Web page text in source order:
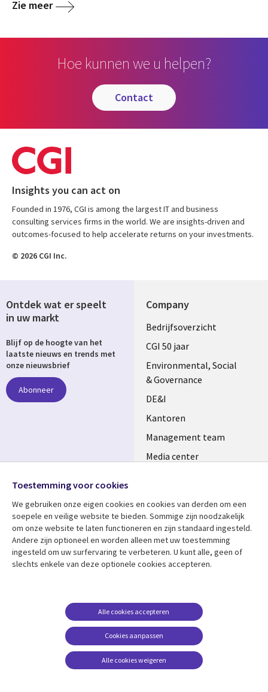
Zie meer
Hoe kunnen we u helpen?
contact
Insights you can act on
Founded in 1976, CGI is among the largest IT and business
consulting services firms in the world. We are insights-driven and
outcomes-focused to help accelerate returns on your investments.
© 2026 CGI Inc.
Company
Useful
links
NETHERLANDS
Bedrijfsoverzicht
CGI 50 jaar
Environmental, Social
& Governance
DE&I
Kantoren
Management team
Media center
Bekijk meer
Library
NETHERLANDS
Artikelen
Evenementen
Support
Legal
Disclaimer
Cookie management
Ontdek wat er speelt
in uw markt
Blijf op de hoogte van het
laatste nieuws en trends met
onze nieuwsbrief
Abonneer
Media
NETHERLANDS
Toestemming voor cookies
We gebruiken onze eigen cookies en cookies van derden om een ​​
soepele en veilige website te bieden. Sommige zijn noodzakelijk
om onze website te laten functioneren en zijn standaard ingesteld.
Andere zijn optioneel en worden alleen met uw toestemming
ingesteld om uw surfervaring te verbeteren. U kunt alle, geen of
slechts enkele van deze optionele cookies accepteren.
Cookies aanpassen
Alle cookies accepteren
Alle cookies weigeren